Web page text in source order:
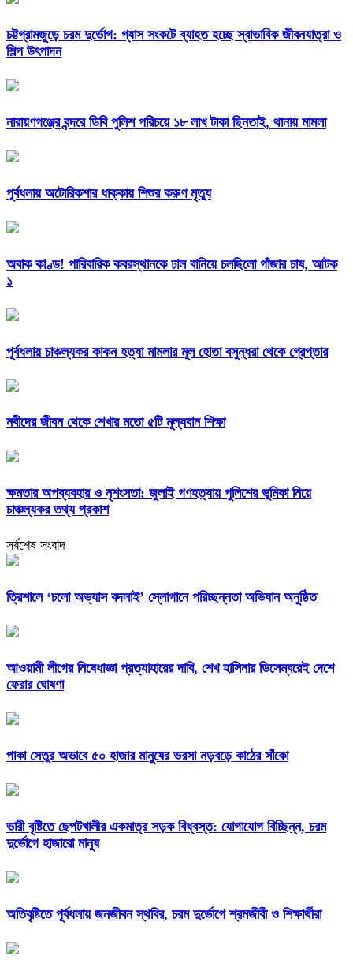
চট্টগ্রামজুড়ে চরম দুর্ভোগ: গ্যাস সংকটে ব্যাহত হচ্ছে স্বাভাবিক জীবনযাত্রা ও
শিল্প উৎপাদন
নারায়ণগঞ্জের বন্দরে ডিবি পুলিশ পরিচয়ে ১৮ লাখ টাকা ছিনতাই, থানায় মামলা
পূর্বধলায় অটোরিকশার ধাক্কায় শিশুর করুণ মৃত্যু
অবাক কাণ্ড! পারিবারিক কবরস্থানকে ঢাল বানিয়ে চলছিলো গাঁজার চাষ, আটক
১
পূর্বধলায় চাঞ্চল্যকর কাকন হত্যা মামলার মূল হোতা বসুন্ধরা থেকে গ্রেপ্তার
নবীদের জীবন থেকে শেখার মতো ৫টি মূল্যবান শিক্ষা
ক্ষমতার অপব্যবহার ও নৃশংসতা: জুলাই গণহত্যায় পুলিশের ভূমিকা নিয়ে
চাঞ্চল্যকর তথ্য প্রকাশ
সর্বশেষ সংবাদ
‎ত্রিশালে ‘চলো অভ্যাস বদলাই’ স্লোগানে পরিচ্ছন্নতা অভিযান অনুষ্ঠিত
আওয়ামী লীগের নিষেধাজ্ঞা প্রত্যাহারের দাবি, শেখ হাসিনার ডিসেম্বরেই দেশে
ফেরার ঘোষণা
পাকা সেতুর অভাবে ৫০ হাজার মানুষের ভরসা নড়বড়ে কাঠের সাঁকো
ভারী বৃষ্টিতে ছেপটখালীর একমাত্র সড়ক বিধ্বস্ত: যোগাযোগ বিচ্ছিন্ন, চরম
দুর্ভোগে হাজারো মানুষ
অতিবৃষ্টিতে পূর্বধলায় জনজীবন স্থবির, চরম দুর্ভোগে শ্রমজীবী ও শিক্ষার্থীরা